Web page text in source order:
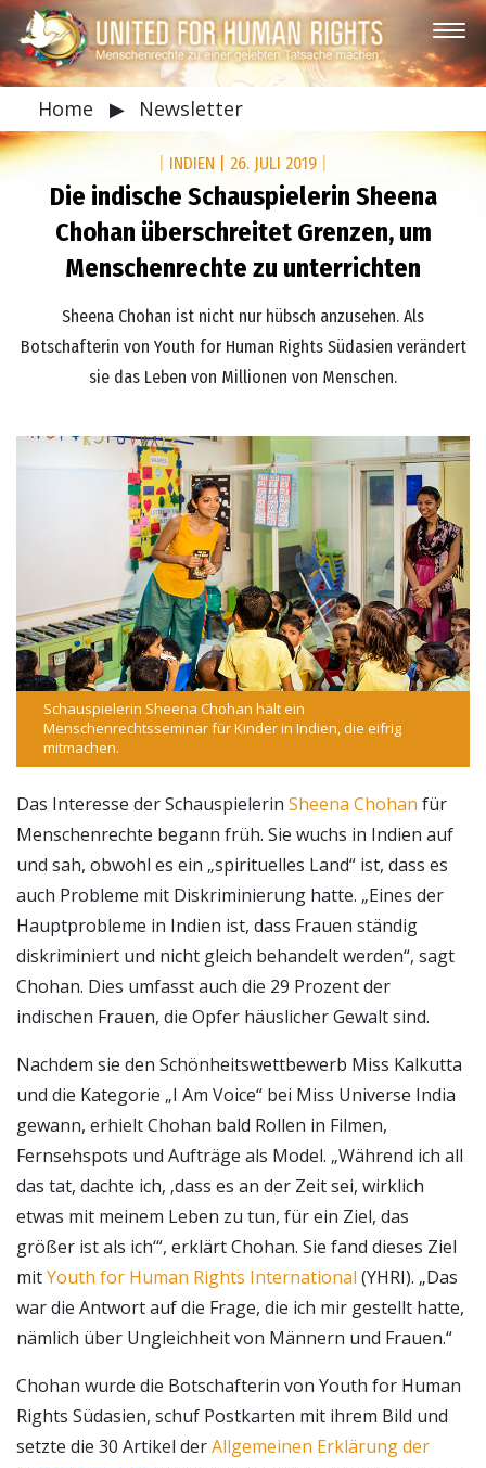
Home ▶ Newsletter
INDIEN 26. JULI 2019
Die indische Schauspielerin Sheena
Chohan überschreitet Grenzen, um
Menschenrechte zu unterrichten
Sheena Chohan ist nicht nur hübsch anzusehen. Als
Botschafterin von Youth for Human Rights Südasien verändert
sie das Leben von Millionen von Menschen.
Schauspielerin Sheena Chohan hält ein
Menschenrechtsseminar für Kinder in Indien, die eifrig
mitmachen.
Das Interesse der Schauspielerin Sheena Chohan für
Menschenrechte begann früh. Sie wuchs in Indien auf
und sah, obwohl es ein „spirituelles Land“ ist, dass es
auch Probleme mit Diskriminierung hatte. „Eines der
Hauptprobleme in Indien ist, dass Frauen ständig
diskriminiert und nicht gleich behandelt werden“, sagt
Chohan. Dies umfasst auch die 29 Prozent der
indischen Frauen, die Opfer häuslicher Gewalt sind.
Nachdem sie den Schönheitswettbewerb Miss Kalkutta
und die Kategorie „I Am Voice“ bei Miss Universe India
gewann, erhielt Chohan bald Rollen in Filmen,
Fernsehspots und Aufträge als Model. „Während ich all
das tat, dachte ich, ‚dass es an der Zeit sei, wirklich
etwas mit meinem Leben zu tun, für ein Ziel, das
größer ist als ich‘“, erklärt Chohan. Sie fand dieses Ziel
mitYouth for Human Rights International (YHRI). „Das
war die Antwort auf die Frage, die ich mir gestellt hatte,
nämlich über Ungleichheit von Männern und Frauen.“
Chohan wurde die Botschafterin von Youth for Human
Rights Südasien, schuf Postkarten mit ihrem Bild und
setzte die 30 Artikel derAllgemeinen Erklärung der